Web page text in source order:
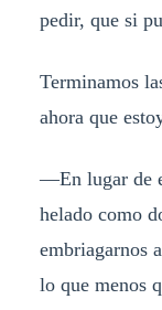
pedir, que si
Terminamos
ahora que
—En lugar de
helado como
embriagarnos
lo que menos